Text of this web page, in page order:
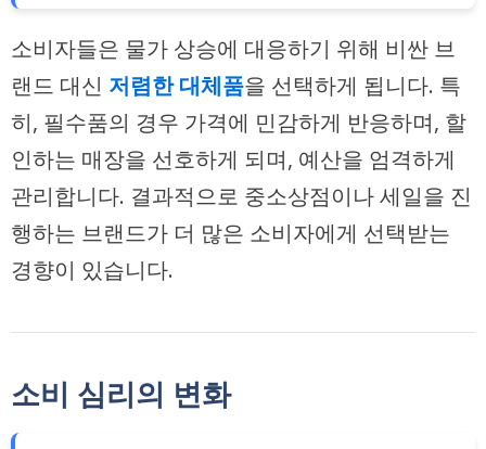
소비자들은 물가 상승에 대응하기 위해 비싼 브
랜드 대신 저렴한 대체품을 선택하게 됩니다. 특
히, 필수품의 경우 가격에 민감하게 반응하며, 할
인하는 매장을 선호하게 되며, 예산을 엄격하게
관리합니다. 결과적으로 중소상점이나 세일을 진
행하는 브랜드가 더 많은 소비자에게 선택받는
경향이 있습니다.
소비 심리의 변화